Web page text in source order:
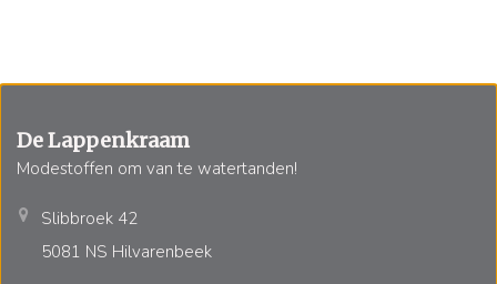
De Lappenkraam
Modestoffen om van te watertanden!
Slibbroek 42
5081 NS Hilvarenbeek